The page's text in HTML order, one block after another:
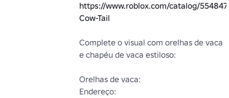
https://www.roblox.com/catalog/
Cow-Tail
Complete o visual com orelhas de vaca
e chapéu de vaca estiloso:
Orelhas de vaca: